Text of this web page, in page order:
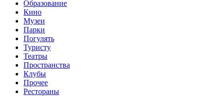
Образование
Кино
Музеи
Парки
Погулять
Туристу
Театры
Пространства
Клубы
Прочее
Рестораны